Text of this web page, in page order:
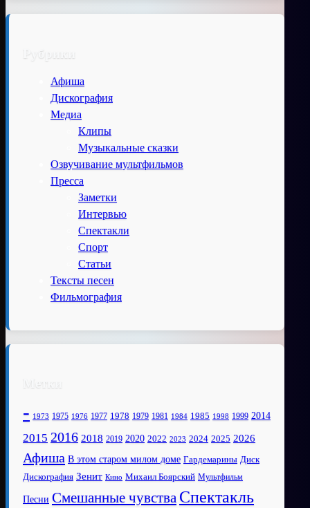
Рубрики
Афиша
Дискография
Медиа
Клипы
Музыкальные сказки
Озвучивание мультфильмов
Пресса
Заметки
Интервью
Спектакли
Спорт
Статьи
Тексты песен
Фильмография
Метки
- 1973 1975 1976 1977 1978 1979 1981 1984 1985 1998 1999 2014
2015 2016 2018 2019 2020 2022 2023 2024 2025 2026
Афиша В этом старом милом доме Гардемарины Диск
Дискография Зенит Кино Михаил Боярский Мультфильм
Песни Смешанные чувства Спектакль